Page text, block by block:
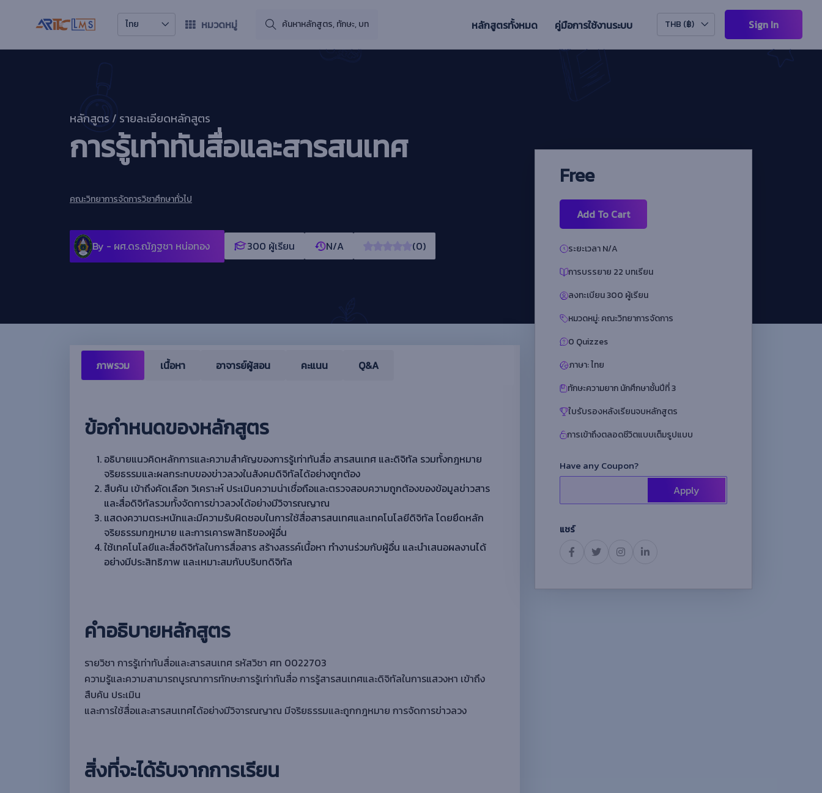
ไทย หมวดหมู่ หลักสูตรทั้งหมด คู่มือการใช้งานระบบ THB (฿) Sign In
หลักสูตร / รายละเอียดหลักสูตร
การรู้เท่าทันสื่อและสารสนเทศ
คณะวิทยาการจัดการวิชาศึกษาทั่วไป
By - ผศ.ดร.ณัฏฐชา หน่อทอง 300 ผู้เรียน N/A (0)
ภาพรวม เนื้อหา อาจารย์ผู้สอน คะแนน Q&A
ข้อกำหนดของหลักสูตร
อธิบายแนวคิดหลักการและความสําคัญของการรู้เท่าทันสื่อ สารสนเทศ และดิจิทัล รวมทั้งกฎหมาย
จริยธรรมและผลกระทบของข่าวลวงในสังคมดิจิทัลได้อย่างถูกต้อง
สืบค้น เข้าถึงคัดเลือก วิเคราะห์ ประเมินความน่าเชื่อถือและตรวจสอบความถูกต้องของข้อมูลข่าวสาร
และสื่อดิจิทัลรวมทั้งจัดการข่าวลวงได้อย่างมีวิจารณญาณ
แสดงความตระหนักและมีความรับผิดชอบในการใช้สื่อสารสนเทศและเทคโนโลยีดิจิทัล โดยยึดหลัก
จริยธรรมกฎหมาย และการเคารพสิทธิของผู้อื่น
ใช้เทคโนโลยีและสื่อดิจิทัลในการสื่อสาร สร้างสรรค์เนื้อหา ทํางานร่วมกับผู้อื่น และนําเสนอผลงานได้
อย่างมีประสิทธิภาพ และเหมาะสมกับบริบทดิจิทัล
คำอธิบายหลักสูตร
รายวิชา การรู้เท่าทันสื่อและสารสนเทศ รหัสวิชา ศท 0022703
ความรู้และความสามารถบูรณาการทักษะการรู้เท่าทันสื่อ การรู้สารสนเทศและดิจิทัลในการแสวงหา เข้าถึง
สืบค้น ประเมิน
และการใช้สื่อและสารสนเทศได้อย่างมีวิจารณญาณ มีจริยธรรมและถูกกฎหมาย การจัดการข่าวลวง
สิ่งที่จะได้รับจากการเรียน
Free
Add To Cart
ระยะเวลา N/A
การบรรยาย 22 บทเรียน
ลงทะเบียน 300 ผู้เรียน
หมวดหมู่: คณะวิทยาการจัดการ
0 Quizzes
ภาษา: ไทย
ทักษะความยาก นักศึกษาชั้นปีที่ 3
ใบรับรองหลังเรียนจบหลักสูตร
การเข้าถึงตลอดชีวิตแบบเต็มรูปแบบ
Have any Coupon?
Apply
แชร์